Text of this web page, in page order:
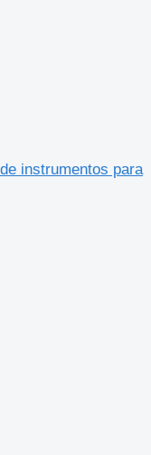
instrumentos para